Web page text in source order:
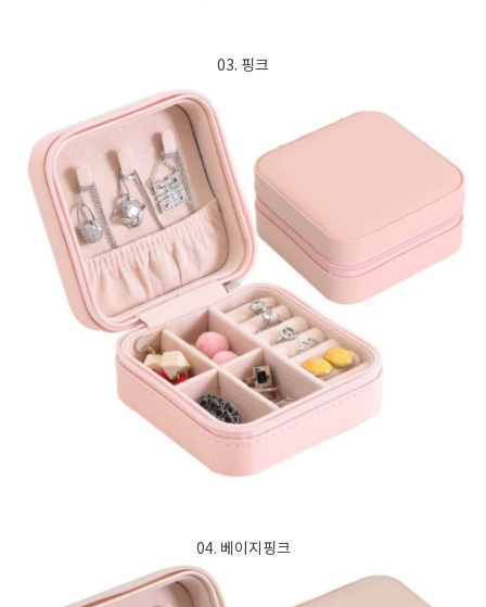
03. 핑크
04. 베이지핑크